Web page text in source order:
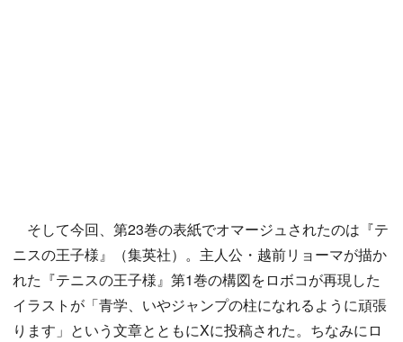
そして今回、第23巻の表紙でオマージュされたのは『テ
ニスの王子様』（集英社）。主人公・越前リョーマが描か
れた『テニスの王子様』第1巻の構図をロボコが再現した
イラストが「青学、いやジャンプの柱になれるように頑張
ります」という文章とともにXに投稿された。ちなみにロ